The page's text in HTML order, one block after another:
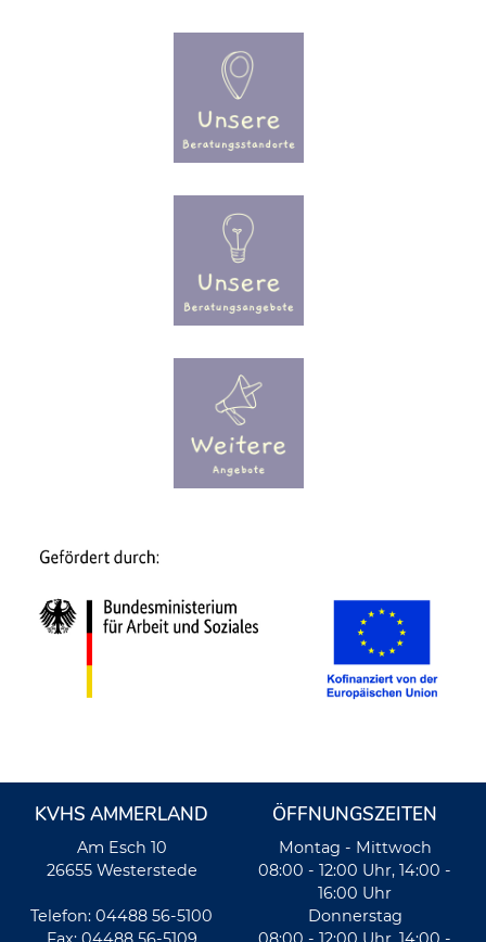
KVHS AMMERLAND
Am Esch 10
26655 Westerstede
Telefon: 04488 56-5100
ÖFFNUNGSZEITEN
Montag - Mittwoch
08:00 - 12:00 Uhr, 14:00 -
16:00 Uhr
Donnerstag